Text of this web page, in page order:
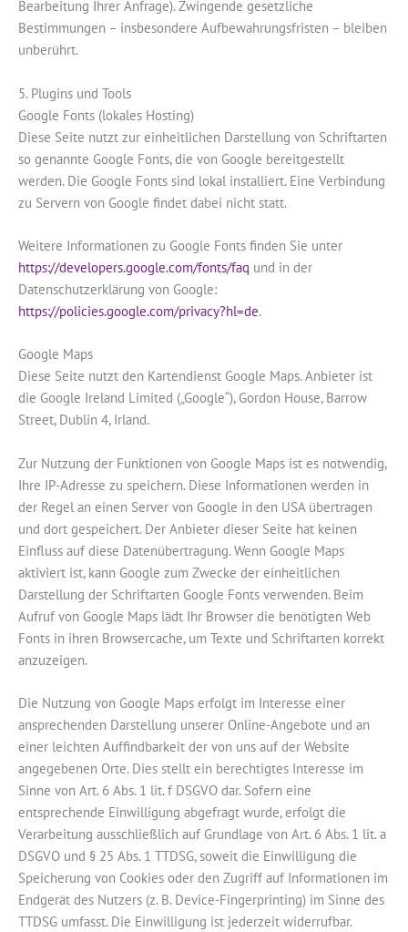
Bearbeitung Ihrer Anfrage). Zwingende gesetzliche
Bestimmungen – insbesondere Aufbewahrungsfristen – bleiben
unberührt.
5. Plugins und Tools
Google Fonts (lokales Hosting)
Diese Seite nutzt zur einheitlichen Darstellung von Schriftarten
so genannte Google Fonts, die von Google bereitgestellt
werden. Die Google Fonts sind lokal installiert. Eine Verbindung
zu Servern von Google findet dabei nicht statt.
Weitere Informationen zu Google Fonts finden Sie unter
https://developers.google.com/fonts/faq und in der
Datenschutzerklärung von Google:
https://policies.google.com/privacy?hl=de.
Google Maps
Diese Seite nutzt den Kartendienst Google Maps. Anbieter ist
die Google Ireland Limited („Google“), Gordon House, Barrow
Street, Dublin 4, Irland.
Zur Nutzung der Funktionen von Google Maps ist es notwendig,
Ihre IP-Adresse zu speichern. Diese Informationen werden in
der Regel an einen Server von Google in den USA übertragen
und dort gespeichert. Der Anbieter dieser Seite hat keinen
Einfluss auf diese Datenübertragung. Wenn Google Maps
aktiviert ist, kann Google zum Zwecke der einheitlichen
Darstellung der Schriftarten Google Fonts verwenden. Beim
Aufruf von Google Maps lädt Ihr Browser die benötigten Web
Fonts in ihren Browsercache, um Texte und Schriftarten korrekt
anzuzeigen.
Die Nutzung von Google Maps erfolgt im Interesse einer
ansprechenden Darstellung unserer Online-Angebote und an
einer leichten Auffindbarkeit der von uns auf der Website
angegebenen Orte. Dies stellt ein berechtigtes Interesse im
Sinne von Art. 6 Abs. 1 lit. f DSGVO dar. Sofern eine
entsprechende Einwilligung abgefragt wurde, erfolgt die
Verarbeitung ausschließlich auf Grundlage von Art. 6 Abs. 1 lit. a
DSGVO und § 25 Abs. 1 TTDSG, soweit die Einwilligung die
Speicherung von Cookies oder den Zugriff auf Informationen im
Endgerät des Nutzers (z. B. Device-Fingerprinting) im Sinne des
TTDSG umfasst. Die Einwilligung ist jederzeit widerrufbar.